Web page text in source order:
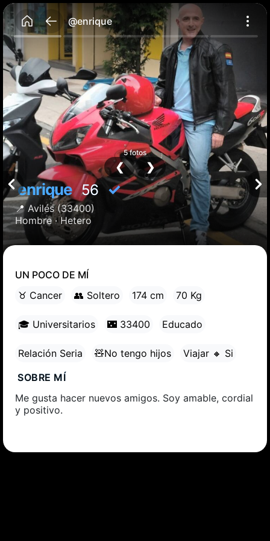
@enrique
enrique56✓
📍Avilés (33400)
Hombre ·Hetero
5 fotos
❮ ❯
UN POCO DE MÍ
♉ Cancer
👥 Soltero 174 cm 70 Kg
🎓 Universitarios 🌃 33400 Educado
Relación Seria 🧸No tengo hijos
Viajar 🔸 Si
SOBRE MÍ
Me gusta hacer nuevos amigos. Soy amable, cordial
y positivo.